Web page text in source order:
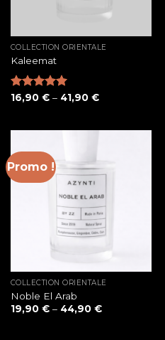
COLLECTION ORIENTALE
Kaleemat
Note5.00
16,90 €– 41,90 €
Promo !
COLLECTION ORIENTALE
Noble El Arab
19,90 €– 44,90 €